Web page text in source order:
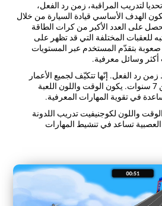
لتدريب المراقبة، زمن رد الفعل،
يكون الهدف الأساسي قيادة السيارة من خلال
على العدد الأكبر من كرات الطاقة
للعقبات المختلفة التي قد تظهر على
بتقدّم المستخدم عبر المستويات
أكثر وسائل معرفية.
رد الفعل. إنّها تتكيّف لجميع الأعمار
وتصميمها جذّاب للأطفال من 7 سنوات. يكون الوقت واللون اللعبة
في تقوية المهارات المعرفية.
واللون لكوجنيفيت تدريب اللدونة
تساعد في تنشيط المهارات